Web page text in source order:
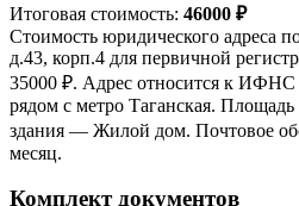
Итоговая стоимость: 46000 ₽
Стоимость юридического адреса
д.43, корп.4 для первичной
35000 ₽. Адрес относится к
рядом с метро Таганская.
здания — Жилой дом. Почтовое
месяц.
Комплект документов